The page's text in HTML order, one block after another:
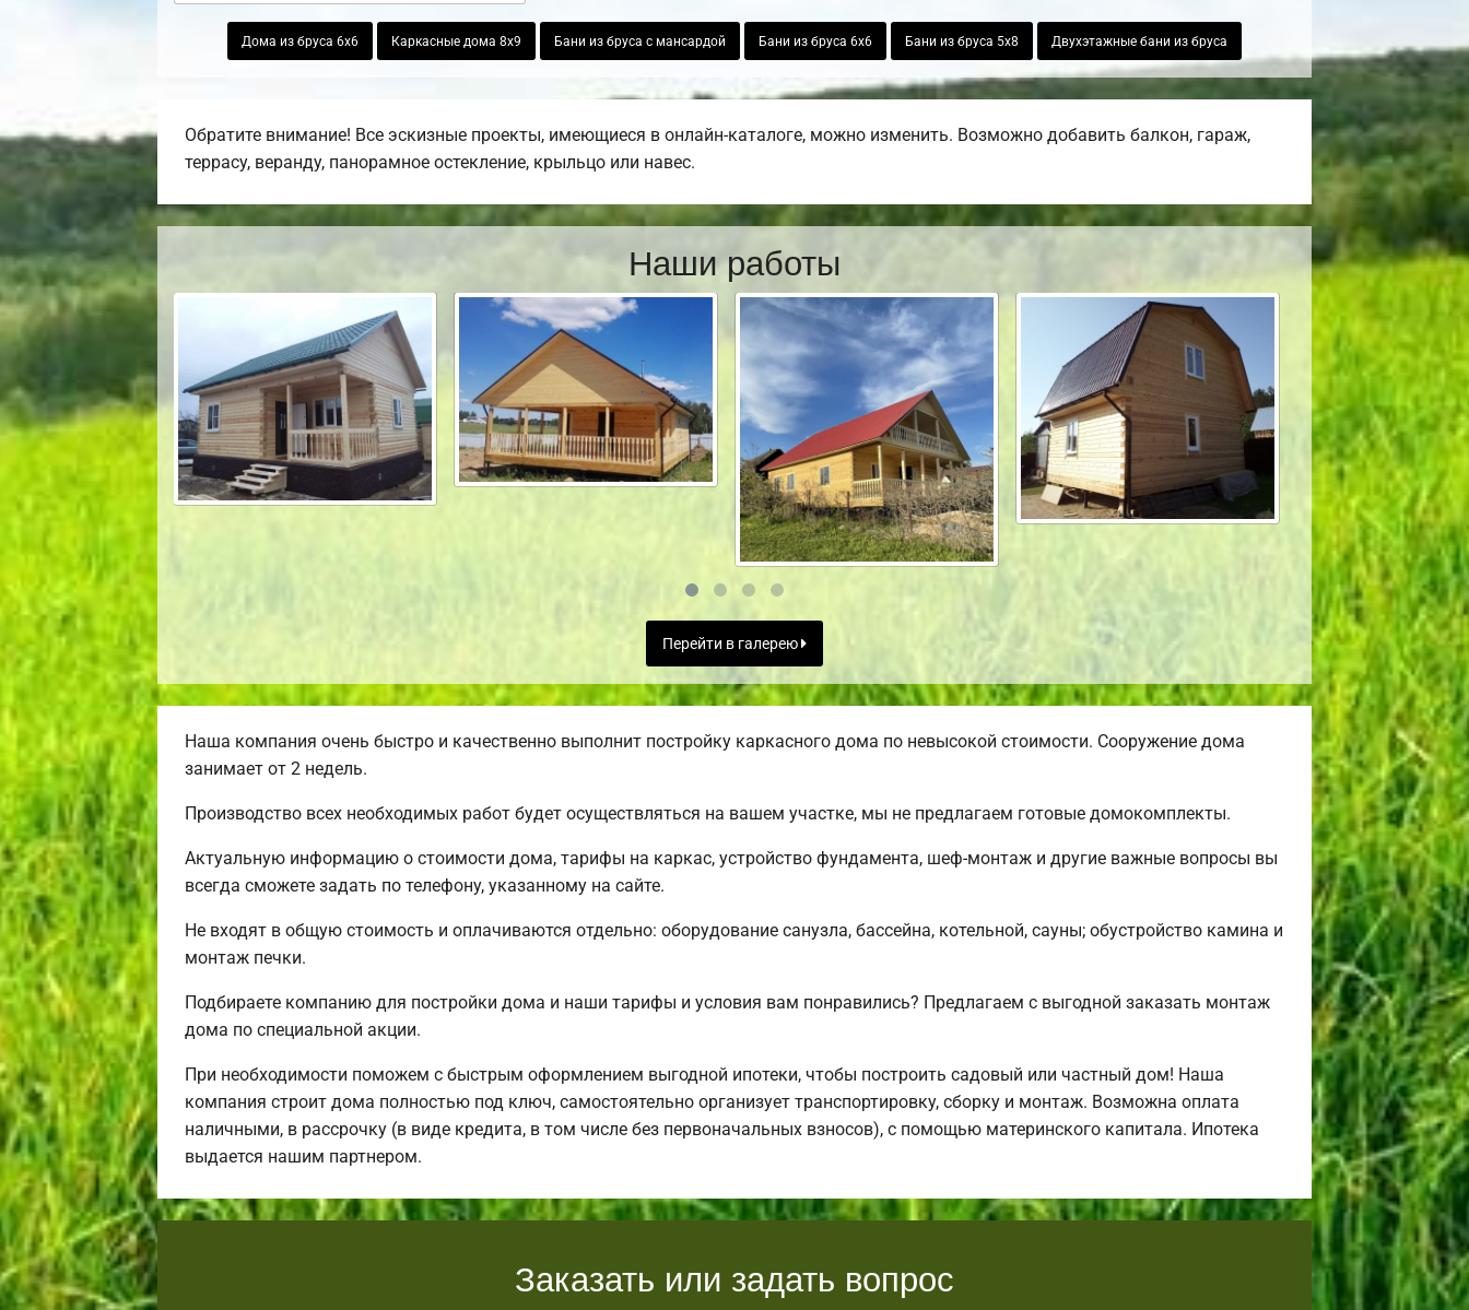
Дома из бруса 6х6 Каркасные дома 8х9 Бани из бруса с мансардой Бани из бруса 6х6 Бани из бруса 5х8 Двухэтажные бани из бруса
Обратите внимание! Все эскизные проекты, имеющиеся в онлайн-каталоге, можно изменить. Возможно добавить балкон, гараж,
террасу, веранду, панорамное остекление, крыльцо или навес.
Наши работы
Перейти в галерею
Наша компания очень быстро и качественно выполнит постройку каркасного дома по невысокой стоимости. Сооружение дома
занимает от 2 недель.
Производство всех необходимых работ будет осуществляться на вашем участке, мы не предлагаем готовые домокомплекты.
Актуальную информацию о стоимости дома, тарифы на каркас, устройство фундамента, шеф-монтаж и другие важные вопросы вы
всегда сможете задать по телефону, указанному на сайте.
Не входят в общую стоимость и оплачиваются отдельно: оборудование санузла, бассейна, котельной, сауны; обустройство камина и
монтаж печки.
Подбираете компанию для постройки дома и наши тарифы и условия вам понравились? Предлагаем с выгодной заказать монтаж
дома по специальной акции.
При необходимости поможем с быстрым оформлением выгодной ипотеки, чтобы построить садовый или частный дом! Наша
компания строит дома полностью под ключ, самостоятельно организует транспортировку, сборку и монтаж. Возможна оплата
наличными, в рассрочку (в виде кредита, в том числе без первоначальных взносов), с помощью материнского капитала. Ипотека
выдается нашим партнером.
Заказать или задать вопрос